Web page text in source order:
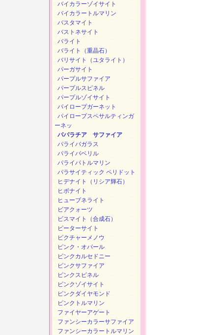
バイカラーゾイサイト
バイカラートルマリン
バスタマイト
バストネサイト
バライト
バライト（重晶石）
バリサイト（ユタライト）
パーガサイト
パープルサファイア
パープルスピネル
パープルゾイサイト
パイロープガーネット
パイロープスペサルティンガ
ーネッ
パパラチア サファイア
パライバガラス
パライバベリル
パライパトルマリン
パラサイティック ペリドット
ヒデナイト（リシア輝石）
ヒボナイト
ヒューブネライト
ビアクォーツ
ビスマイト（合成石）
ピーターサイト
ピクチャーメノウ
ピンク・オパール
ピンクカルセドニー
ピンクサファイア
ピンクスピネル
ピンクゾイサイト
ピンクダイヤモンド
ピンクトルマリン
ファイヤーアゲート
ファンシーカラーサファイア
ファンシーカラートルマリン